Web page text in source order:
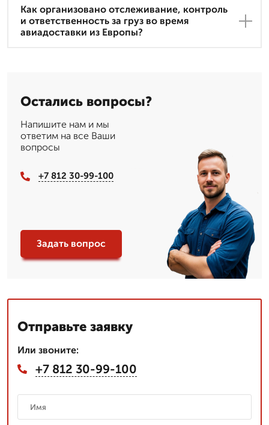
Как организовано отслеживание, контроль
и ответственность за груз во время
авиадоставки из Европы?
Остались вопросы?
Напишите нам и мы
ответим на все Ваши
вопросы
+7 812 30-99-100
Задать вопрос
Отправьте заявку
Или звоните:
+7 812 30-99-100